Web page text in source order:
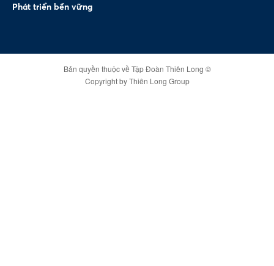
Phát triển bền vững
Bản quyền thuộc về Tập Đoàn Thiên Long ©
Copyright by Thiên Long Group